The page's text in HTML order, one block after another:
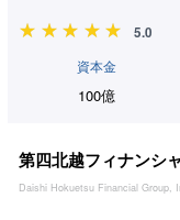
5.0
資本金
100億
第四北越フィナンシ
Daishi Hokuetsu Financial Group,